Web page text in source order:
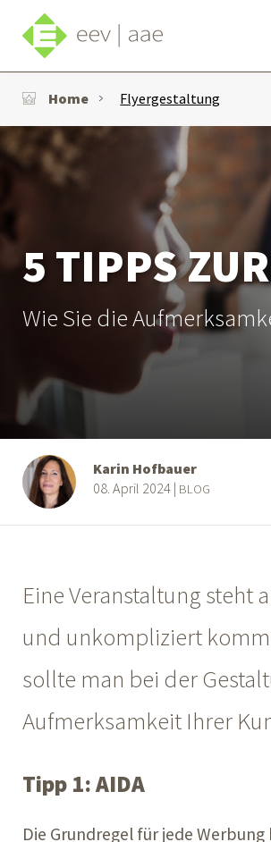
Home Flyergestaltung
5 TIPPS
Wie Sie die
Karin Hofbauer
08. April 2024 | BLOG
Eine Veranstaltung steht
und unkompliziert
sollte man bei der
Aufmerksamkeit Ihrer
Tipp 1: AIDA
Die Grundregel für jede